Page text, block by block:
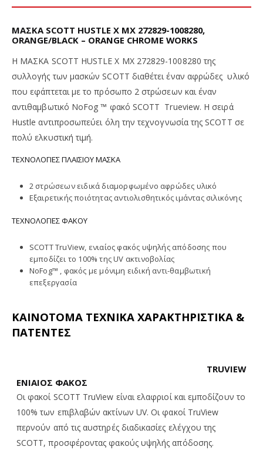
ΜΑΣΚΑ SCOTT HUSTLE X MX 272829-1008280,
ORANGE/BLACK – ORANGE CHROME WORKS
Η ΜΑΣΚΑ SCOTT HUSTLE X MX 272829-1008280 της
συλλογής των μασκών SCOTT διαθέτει έναν αφρώδες υλικό
που εφάπτεται με το πρόσωπο 2 στρώσεων και έναν
αντιθαμβωτικό NoFog ™ φακό SCOTT Trueview. Η σειρά
Hustle αντιπροσωπεύει όλη την τεχνογνωσία της SCOTT σε
πολύ ελκυστική τιμή.
ΤΕΧΝΟΛΟΓΙΕΣ ΠΛΑΙΣΙΟΥ ΜΑΣΚΑ
2 στρώσεων ειδικά διαμορφωμένο αφρώδες υλικό
Εξαιρετικής ποιότητας αντιολισθητικός ιμάντας σιλικόνης
ΤΕΧΝΟΛΟΓΙΕΣ ΦΑΚΟΥ
SCOTT TruView, ενιαίος φακός υψηλής απόδοσης που
εμποδίζει το 100% της UV ακτινοβολίας
NoFog™ , φακός με μόνιμη ειδική αντι-θαμβωτική
επεξεργασία
ΚΑΙΝΟΤΟΜΑ ΤΕΧΝΙΚΑ ΧΑΡΑΚΤΗΡΙΣΤΙΚΑ &
ΠΑΤΕΝΤΕΣ
TRUVIEW
ΕΝΙΑΙΟΣ ΦΑΚΟΣ
Οι φακοί SCOTT TruView είναι ελαφριοί και εμποδίζουν το
100% των επιβλαβών ακτίνων UV. Οι φακοί TruView
περνούν από τις αυστηρές διαδικασίες ελέγχου της
SCOTT, προσφέροντας φακούς υψηλής απόδοσης.